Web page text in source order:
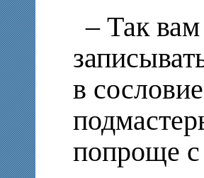
– Так
в
попроще с